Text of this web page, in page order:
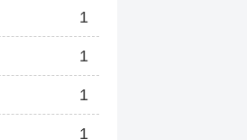
1
1
1
1